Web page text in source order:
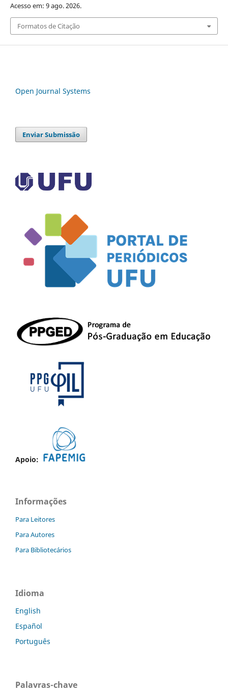
Acesso em: 9 ago. 2026.
Formatos de Citação
Open Journal Systems
Enviar Submissão
Apoio:
Informações
Para Leitores
Para Autores
Para Bibliotecários
Idioma
English
Español
Português
Palavras-chave